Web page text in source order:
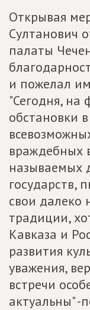
Открывая
Султанович
палаты
и пожелал
"Сегодня, на
обстановки
враждебных
называемых
государств,
свои далеко
традиции,
Кавказа и
развития
уважения,
встречи
актуальны" -